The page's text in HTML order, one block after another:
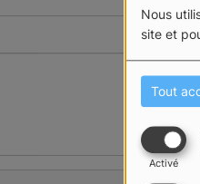
Nous
site et
Tout
Activé